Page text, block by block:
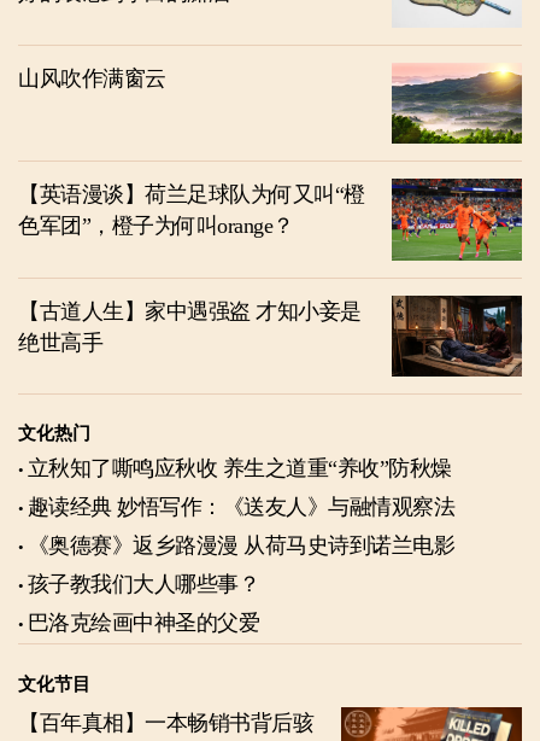
山风吹作满窗云
【英语漫谈】荷兰足球队为何又叫“橙
色军团”，橙子为何叫orange？
【古道人生】家中遇强盗 才知小妾是
绝世高手
文化热门
立秋知了嘶鸣应秋收 养生之道重“养收”防秋燥
趣读经典 妙悟写作：《送友人》与融情观察法
《奥德赛》返乡路漫漫 从荷马史诗到诺兰电影
孩子教我们大人哪些事？
巴洛克绘画中神圣的父爱
文化节目
【百年真相】一本畅销书背后骇